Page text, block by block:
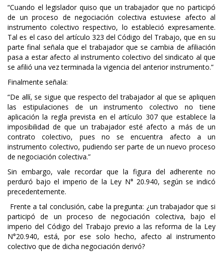
“Cuando el legislador quiso que un trabajador que no participó
de un proceso de negociación colectiva estuviese afecto al
instrumento colectivo respectivo, lo estableció expresamente.
Tal es el caso del artículo 323 del Código del Trabajo, que en su
parte final señala que el trabajador que se cambia de afiliación
pasa a estar afecto al instrumento colectivo del sindicato al que
se afilió una vez terminada la vigencia del anterior instrumento.”
Finalmente señala:
“De allí, se sigue que respecto del trabajador al que se apliquen
las estipulaciones de un instrumento colectivo no tiene
aplicación la regla prevista en el artículo 307 que establece la
imposibilidad de que un trabajador esté afecto a más de un
contrato colectivo, pues no se encuentra afecto a un
instrumento colectivo, pudiendo ser parte de un nuevo proceso
de negociación colectiva.”
Sin embargo, vale recordar que la figura del adherente no
perduró bajo el imperio de la Ley N° 20.940, según se indicó
precedentemente.
Frente a tal conclusión, cabe la pregunta: ¿un trabajador que si
participó de un proceso de negociación colectiva, bajo el
imperio del Código del Trabajo previo a las reforma de la Ley
N°20.940, está, por ese solo hecho, afecto al instrumento
colectivo que de dicha negociación derivó?